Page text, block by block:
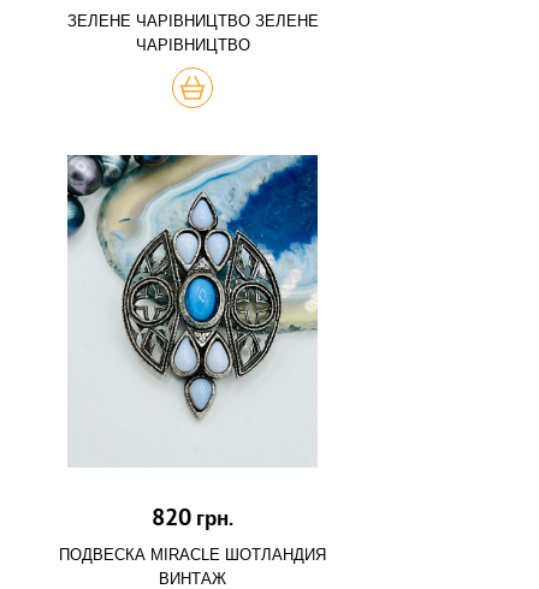
ЗЕЛЕНЕ ЧАРІВНИЦТВО ЗЕЛЕНЕ
ЧАРІВНИЦТВО
КУПИТЬ
820 грн.
ПОДВЕСКА MIRACLE ШОТЛАНДИЯ
ВИНТАЖ